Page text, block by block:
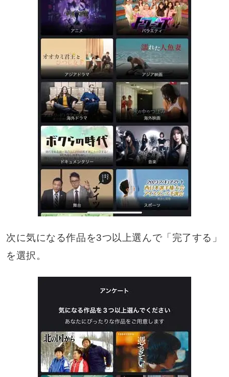
次に気になる作品を3つ以上選んで「完了する」
を選択。